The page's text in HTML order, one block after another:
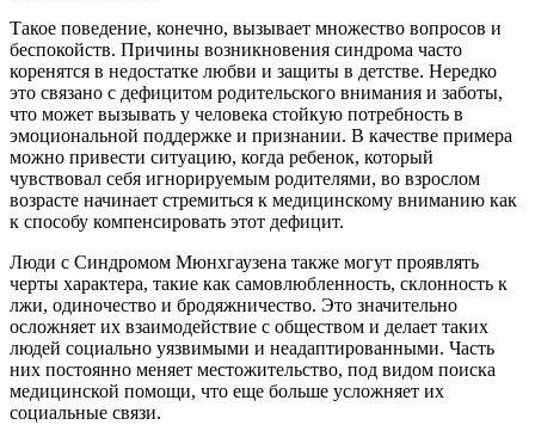
Такое поведение, конечно, вызывает множество вопросов и
беспокойств. Причины возникновения синдрома часто
коренятся в недостатке любви и защиты в детстве. Нередко
это связано с дефицитом родительского внимания и заботы,
что может вызывать у человека стойкую потребность в
эмоциональной поддержке и признании. В качестве примера
можно привести ситуацию, когда ребенок, который
чувствовал себя игнорируемым родителями, во взрослом
возрасте начинает стремиться к медицинскому вниманию как
к способу компенсировать этот дефицит.
Люди с Синдромом Мюнхгаузена также могут проявлять
черты характера, такие как самовлюбленность, склонность к
лжи, одиночество и бродяжничество. Это значительно
осложняет их взаимодействие с обществом и делает таких
людей социально уязвимыми и неадаптированными. Часть
них постоянно меняет местожительство, под видом поиска
медицинской помощи, что еще больше усложняет их
социальные связи.